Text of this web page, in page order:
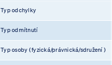
Typ odchylky
Typ odmítnutí
Typ osoby ( fyzická/právnická/sdružení )